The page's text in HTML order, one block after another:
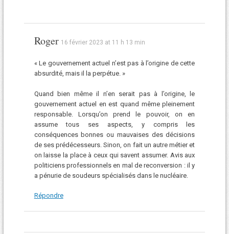
Roger 16 février 2023 at 11 h 13 min
« Le gouvernement actuel n’est pas à l’origine de cette
absurdité, mais il la perpétue. »
Quand bien même il n’en serait pas à l’origine, le
gouvernement actuel en est quand même pleinement
responsable. Lorsqu’on prend le pouvoir, on en
assume tous ses aspects, y compris les
conséquences bonnes ou mauvaises des décisions
de ses prédécesseurs. Sinon, on fait un autre métier et
on laisse la place à ceux qui savent assumer. Avis aux
politiciens professionnels en mal de reconversion : il y
a pénurie de soudeurs spécialisés dans le nucléaire.
Répondre